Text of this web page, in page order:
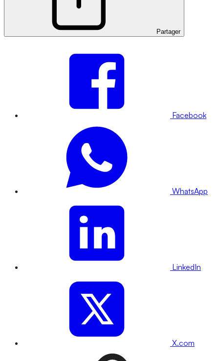
Partager
Facebook
WhatsApp
LinkedIn
X.com